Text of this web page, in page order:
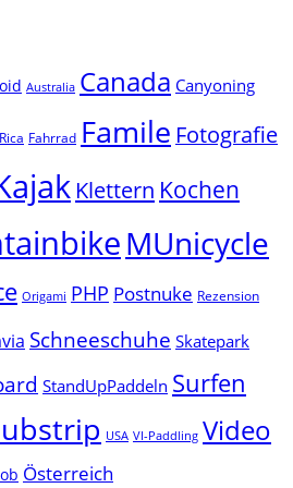
Australia Canada Canyoning
Fahrrad Famile Fotografie
Klettern Kochen
MUnicycle
Origami PHP Postnuke Rezension
Schneeschuhe Skatepark
StandUpPaddeln Surfen
USA VI-Paddling Video
Österreich